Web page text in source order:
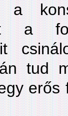
a
a
tud
erős